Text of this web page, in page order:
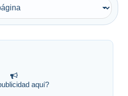
aquí?